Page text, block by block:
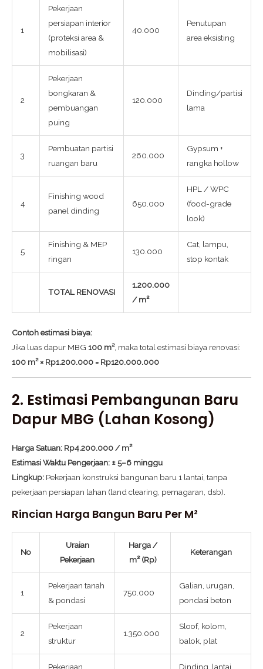
1
Pekerjaan
persiapan interior
(proteksi area &
mobilisasi)
40.000
Penutupan
area eksisting
2
Pekerjaan
bongkaran &
pembuangan
puing
120.000
Dinding/partisi
lama
3
Pembuatan partisi
ruangan baru
260.000
Gypsum +
rangka hollow
4
Finishing wood
panel dinding
650.000
HPL / WPC
(food-grade
look)
5
Finishing & MEP
ringan
130.000
Cat, lampu,
stop kontak
TOTAL RENOVASI
1.200.000
/ m²
Contoh estimasi biaya:
Jika luas dapur MBG 100 m², maka total estimasi biaya renovasi:
100 m² × Rp1.200.000 = Rp120.000.000
2. Estimasi Pembangunan Baru
Dapur MBG (Lahan Kosong)
Harga Satuan: Rp4.200.000 / m²
Estimasi Waktu Pengerjaan: ± 5–6 minggu
Lingkup: Pekerjaan konstruksi bangunan baru 1 lantai, tanpa
pekerjaan persiapan lahan (land clearing, pemagaran, dsb).
Rincian Harga Bangun Baru Per M²
No
Uraian
Pekerjaan
Harga /
m² (Rp)
Keterangan
1
Pekerjaan tanah
& pondasi
750.000
Galian, urugan,
pondasi beton
2
Pekerjaan
struktur
1.350.000
Sloof, kolom,
balok, plat
Pekerjaan
Dinding, lantai,